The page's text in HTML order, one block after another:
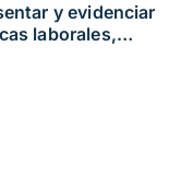
y evidenciar
laborales,
comercio